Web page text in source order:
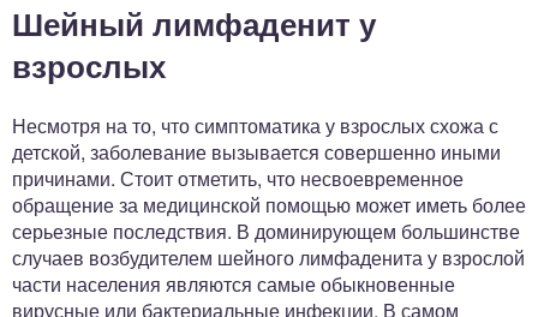
Шейный лимфаденит у
взрослых
Несмотря на то, что симптоматика у взрослых схожа с
детской, заболевание вызывается совершенно иными
причинами. Стоит отметить, что несвоевременное
обращение за медицинской помощью может иметь более
серьезные последствия. В доминирующем большинстве
случаев возбудителем шейного лимфаденита у взрослой
части населения являются самые обыкновенные
вирусные или бактериальные инфекции. В самом